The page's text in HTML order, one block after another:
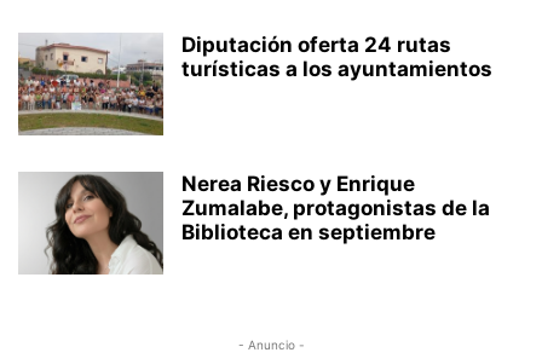
Diputación oferta 24 rutas
turísticas a los ayuntamientos
Nerea Riesco y Enrique
Zumalabe, protagonistas de la
Biblioteca en septiembre
- Anuncio -